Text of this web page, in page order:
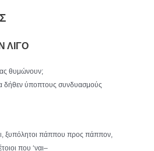
ΛΙΓΟ
θυμώνουν;
δήθεν ύποπτους συνδυασμούς
ξυπόλητοι πάππου προς πάππον,
που ‘ναι–